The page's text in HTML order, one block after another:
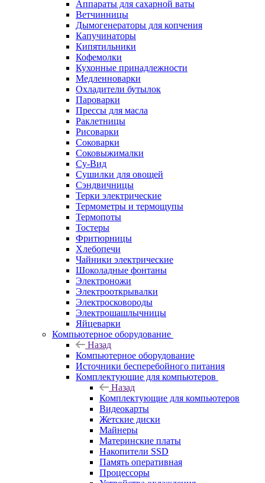
Аппараты для сахарной ваты
Ветчинницы
Дымогенераторы для копчения
Капучинаторы
Кипятильники
Кофемолки
Кухонные принадлежности
Медленноварки
Охладители бутылок
Пароварки
Прессы для масла
Раклетницы
Рисоварки
Соковарки
Соковыжималки
Су-Вид
Сушилки для овощей
Сэндвичницы
Терки электрические
Термометры и термощупы
Термопоты
Тостеры
Фритюрницы
Хлебопечи
Чайники электрические
Шоколадные фонтаны
Электроножи
Электрооткрывалки
Электросковороды
Электрошашлычницы
Яйцеварки
Компьютерное оборудование
Назад
Компьютерное оборудование
Источники бесперебойного питания
Комплектующие для компьютеров
Назад
Комплектующие для компьютеров
Видеокарты
Жетские диски
Майнеры
Материнские платы
Накопители SSD
Память оперативная
Процессоры